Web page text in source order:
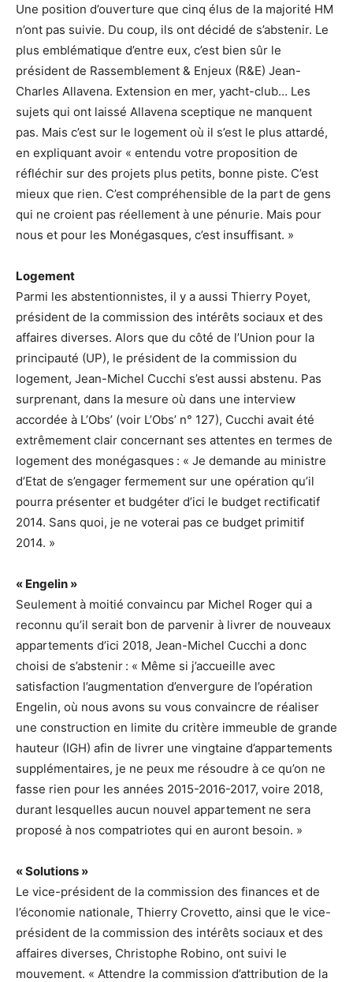
Une position d’ouverture que cinq élus de la majorité HM
n’ont pas suivie. Du coup, ils ont décidé de s’abstenir. Le
plus emblématique d’entre eux, c’est bien sûr le
président de Rassemblement & Enjeux (R&E) Jean-
Charles Allavena. Extension en mer, yacht-club… Les
sujets qui ont laissé Allavena sceptique ne manquent
pas. Mais c’est sur le logement où il s’est le plus attardé,
en expliquant avoir « entendu votre proposition de
réfléchir sur des projets plus petits, bonne piste. C’est
mieux que rien. C’est compréhensible de la part de gens
qui ne croient pas réellement à une pénurie. Mais pour
nous et pour les Monégasques, c’est insuffisant. »
Logement
Parmi les abstentionnistes, il y a aussi Thierry Poyet,
président de la commission des intérêts sociaux et des
affaires diverses. Alors que du côté de l’Union pour la
principauté (UP), le président de la commission du
logement, Jean-Michel Cucchi s’est aussi abstenu. Pas
surprenant, dans la mesure où dans une interview
accordée à L’Obs’ (voir L’Obs’ n° 127), Cucchi avait été
extrêmement clair concernant ses attentes en termes de
logement des monégasques : « Je demande au ministre
d’Etat de s’engager fermement sur une opération qu’il
pourra présenter et budgéter d’ici le budget rectificatif
2014. Sans quoi, je ne voterai pas ce budget primitif
2014. »
« Engelin »
Seulement à moitié convaincu par Michel Roger qui a
reconnu qu’il serait bon de parvenir à livrer de nouveaux
appartements d’ici 2018, Jean-Michel Cucchi a donc
choisi de s’abstenir : « Même si j’accueille avec
satisfaction l’augmentation d’envergure de l’opération
Engelin, où nous avons su vous convaincre de réaliser
une construction en limite du critère immeuble de grande
hauteur (IGH) afin de livrer une vingtaine d’appartements
supplémentaires, je ne peux me résoudre à ce qu’on ne
fasse rien pour les années 2015-2016-2017, voire 2018,
durant lesquelles aucun nouvel appartement ne sera
proposé à nos compatriotes qui en auront besoin. »
« Solutions »
Le vice-président de la commission des finances et de
l’économie nationale, Thierry Crovetto, ainsi que le vice-
président de la commission des intérêts sociaux et des
affaires diverses, Christophe Robino, ont suivi le
mouvement. « Attendre la commission d’attribution de la